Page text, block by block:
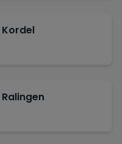
Kordel
Ralingen